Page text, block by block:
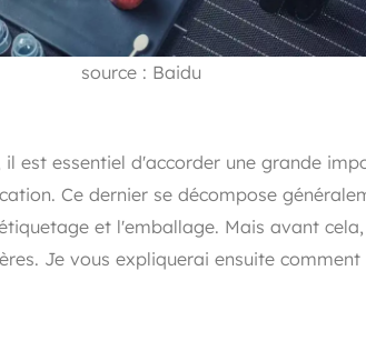
source : Baidu
est essentiel d'accorder une grande
Ce dernier se décompose
et l'emballage. Mais avant
Je vous expliquerai ensuite